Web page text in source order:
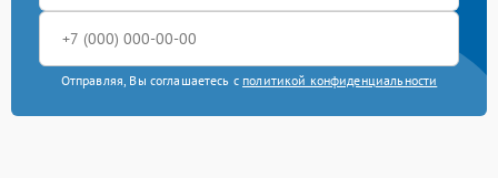
Отправляя, Вы соглашаетесь с политикой конфиденциальности